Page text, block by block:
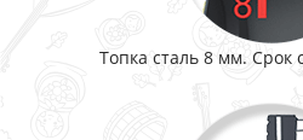
Топка сталь 8 мм. Срок